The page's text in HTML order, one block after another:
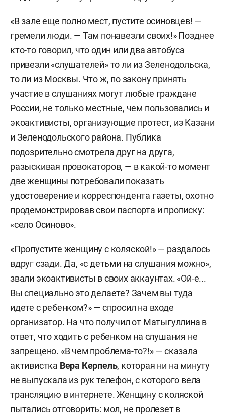
«В зале еще полно мест, пустите осиновцев! —
гремели люди. — Там понавезли своих!» Позднее
кто-то говорил, что один или два автобуса
привезли «слушателей» то ли из Зеленодольска,
то ли из Москвы. Что ж, по закону принять
участие в слушаниях могут любые граждане
России, не только местные, чем пользовались и
экоактивисты, организующие протест, из Казани
и Зеленодольского района. Публика
подозрительно смотрела друг на друга,
разыскивая провокаторов, — в какой-то момент
две женщины потребовали показать
удостоверение и корреспондента газеты, охотно
продемонстрировав свои паспорта и прописку:
«село Осиново».
«Пропустите женщину с коляской!» — раздалось
вдруг сзади. Да, «с детьми на слушания можно»,
звали экоактивисты в своих аккаунтах. «Ой-е...
Вы специально это делаете? Зачем вы туда
идете с ребенком?» — спросил на входе
организатор. На что получил от Матыгуллина в
ответ, что ходить с ребенком на слушания не
запрещено. «В чем проблема-то?!» — сказала
активистка Вера Керпель, которая ни на минуту
не выпускала из рук телефон, с которого вела
трансляцию в интернете. Женщину с коляской
пытались отговорить: мол, не пролезет в